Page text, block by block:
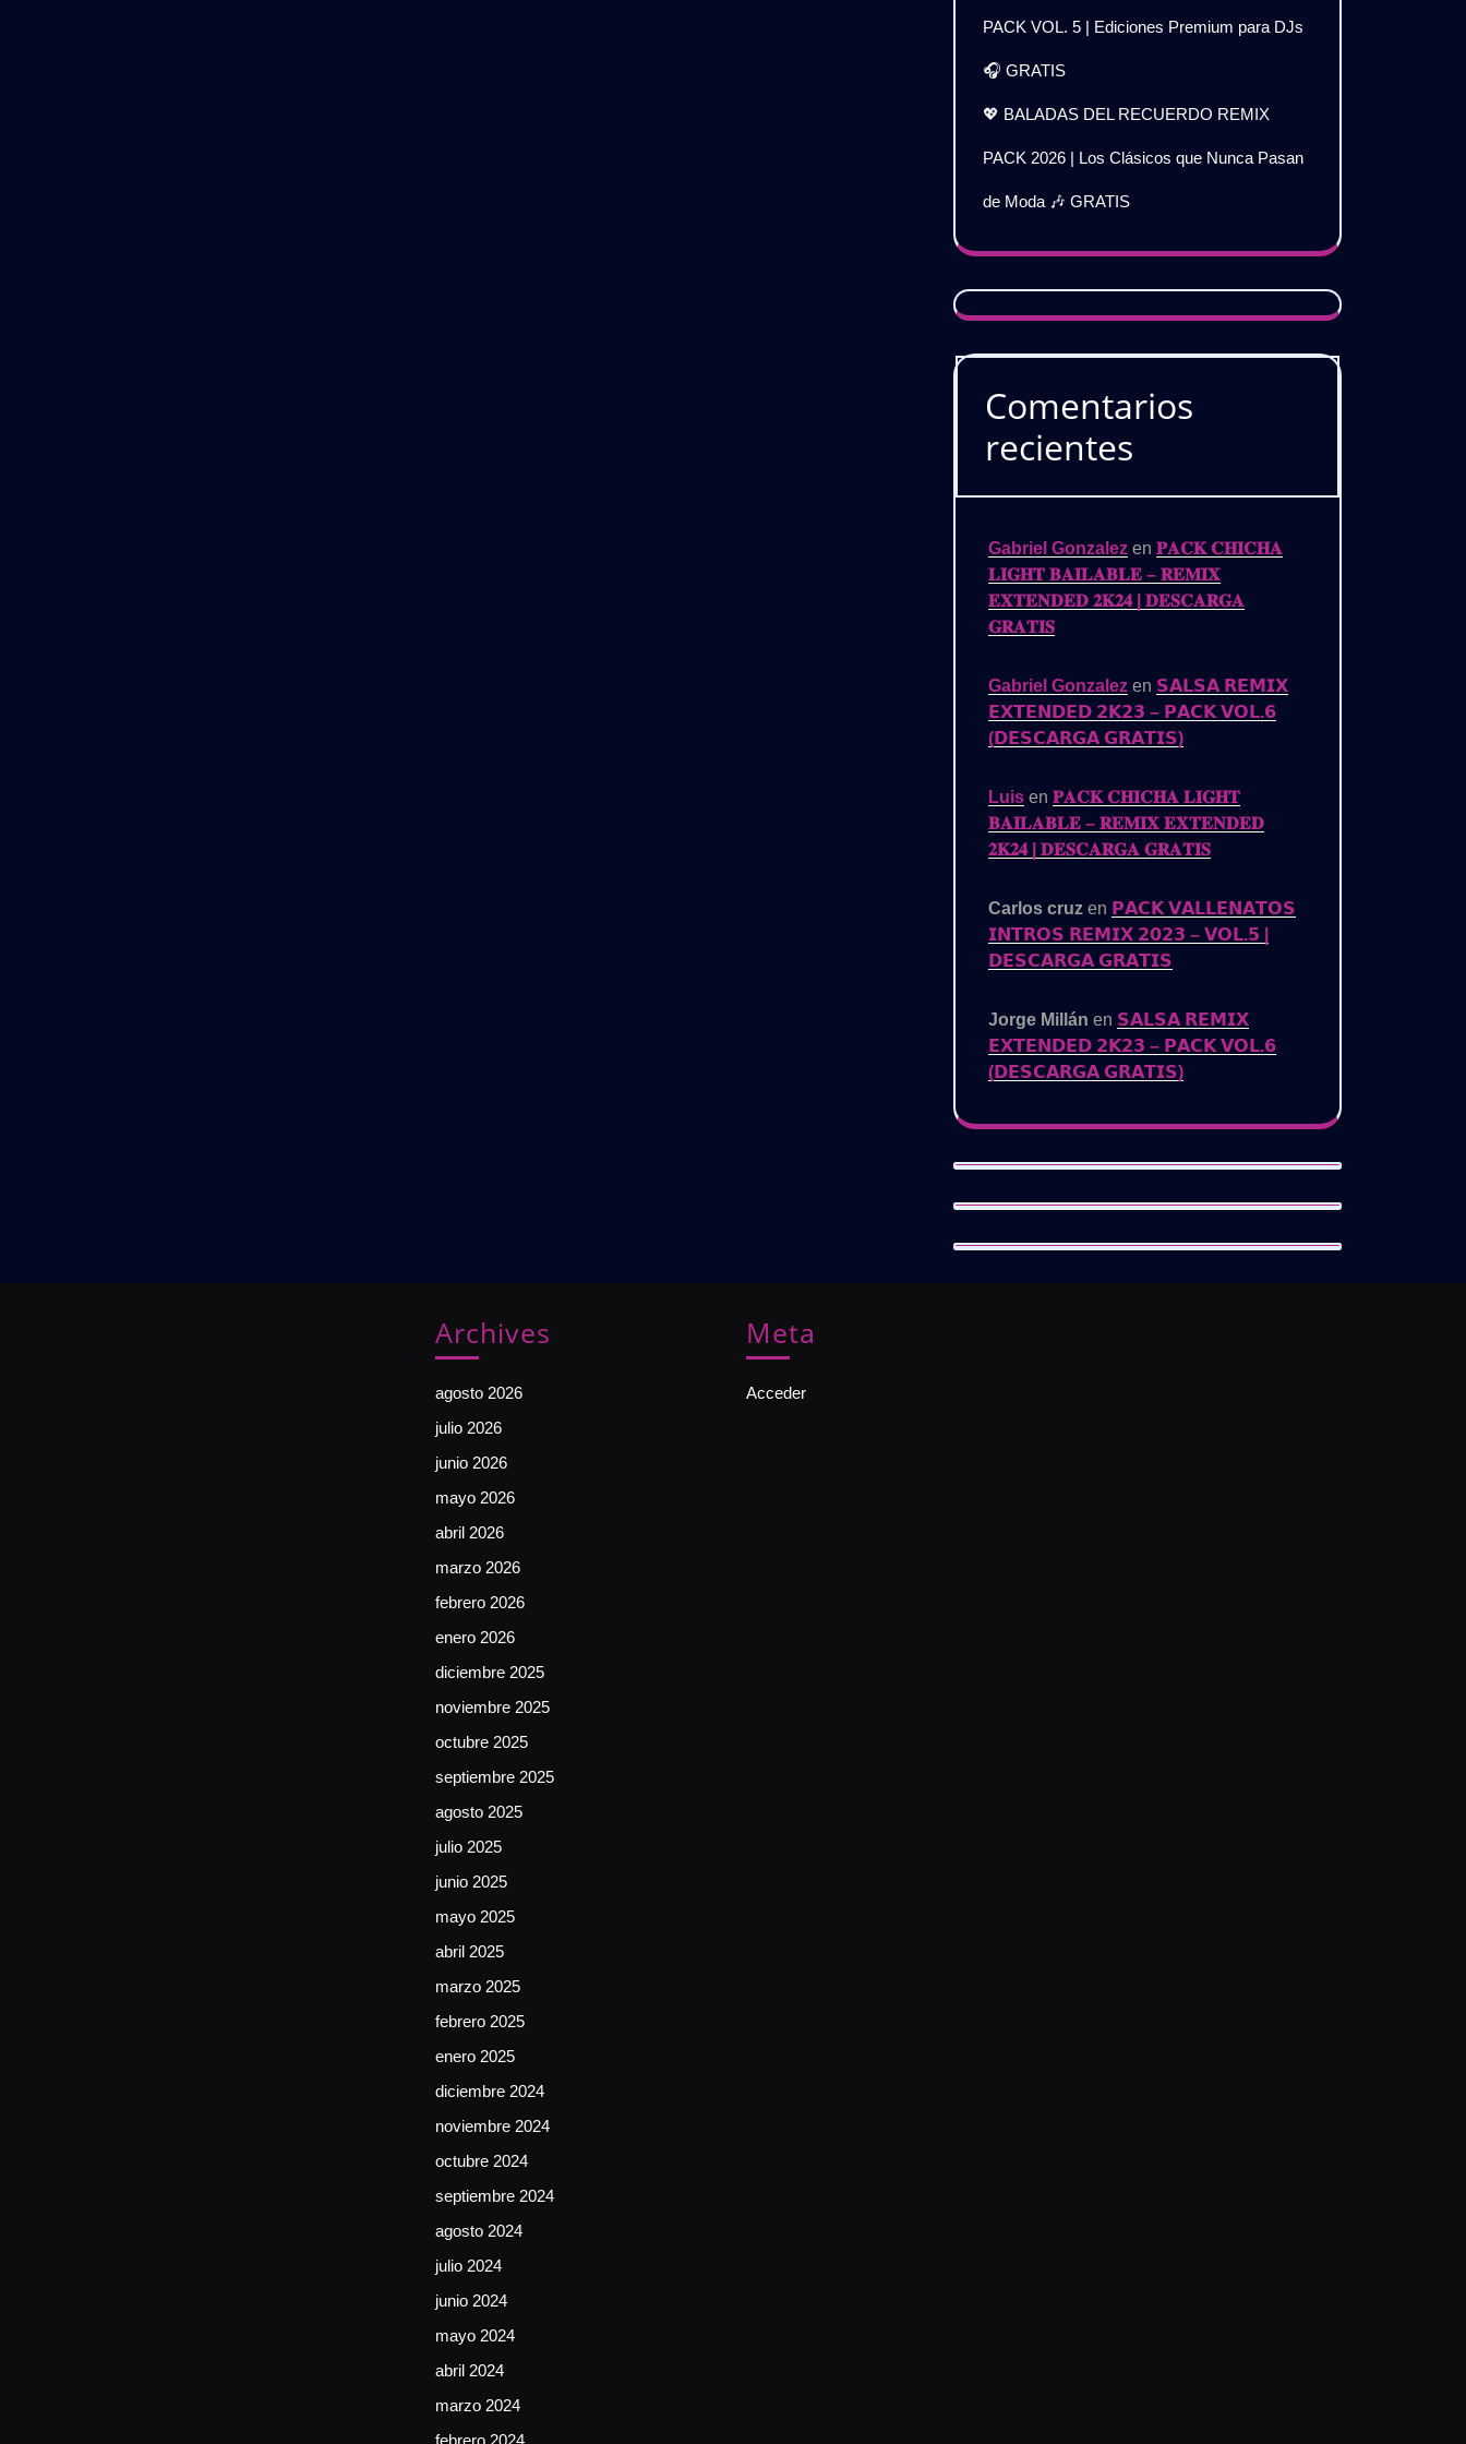
PACK VOL. 5 | Ediciones Premium para DJs
🎧 GRATIS
💖 BALADAS DEL RECUERDO REMIX
PACK 2026 | Los Clásicos que Nunca Pasan
de Moda 🎶 GRATIS
Comentarios
recientes
Gabriel Gonzalez en 𝐏𝐀𝐂𝐊 𝐂𝐇𝐈𝐂𝐇𝐀
𝐋𝐈𝐆𝐇𝐓 𝐁𝐀𝐈𝐋𝐀𝐁𝐋𝐄 – 𝐑𝐄𝐌𝐈𝐗
𝐄𝐗𝐓𝐄𝐍𝐃𝐄𝐃 𝟐𝐊𝟐𝟒 | 𝐃𝐄𝐒𝐂𝐀𝐑𝐆𝐀
𝐆𝐑𝐀𝐓𝐈𝐒
Gabriel Gonzalez en 𝗦𝗔𝗟𝗦𝗔 𝗥𝗘𝗠𝗜𝗫
𝗘𝗫𝗧𝗘𝗡𝗗𝗘𝗗 𝟮𝗞𝟮𝟯 – 𝗣𝗔𝗖𝗞 𝗩𝗢𝗟.𝟲
(𝗗𝗘𝗦𝗖𝗔𝗥𝗚𝗔 𝗚𝗥𝗔𝗧𝗜𝗦)
Luis en 𝐏𝐀𝐂𝐊 𝐂𝐇𝐈𝐂𝐇𝐀 𝐋𝐈𝐆𝐇𝐓
𝐁𝐀𝐈𝐋𝐀𝐁𝐋𝐄 – 𝐑𝐄𝐌𝐈𝐗 𝐄𝐗𝐓𝐄𝐍𝐃𝐄𝐃
𝟐𝐊𝟐𝟒 | 𝐃𝐄𝐒𝐂𝐀𝐑𝐆𝐀 𝐆𝐑𝐀𝐓𝐈𝐒
Carlos cruz en 𝗣𝗔𝗖𝗞 𝗩𝗔𝗟𝗟𝗘𝗡𝗔𝗧𝗢𝗦
𝗜𝗡𝗧𝗥𝗢𝗦 𝗥𝗘𝗠𝗜𝗫 𝟮𝟬𝟮𝟯 – 𝗩𝗢𝗟.𝟱 |
𝗗𝗘𝗦𝗖𝗔𝗥𝗚𝗔 𝗚𝗥𝗔𝗧𝗜𝗦
Jorge Millán en 𝗦𝗔𝗟𝗦𝗔 𝗥𝗘𝗠𝗜𝗫
𝗘𝗫𝗧𝗘𝗡𝗗𝗘𝗗 𝟮𝗞𝟮𝟯 – 𝗣𝗔𝗖𝗞 𝗩𝗢𝗟.𝟲
(𝗗𝗘𝗦𝗖𝗔𝗥𝗚𝗔 𝗚𝗥𝗔𝗧𝗜𝗦)
Archives
agosto 2026
julio 2026
junio 2026
mayo 2026
abril 2026
marzo 2026
febrero 2026
enero 2026
diciembre 2025
noviembre 2025
octubre 2025
septiembre 2025
agosto 2025
julio 2025
junio 2025
mayo 2025
abril 2025
marzo 2025
febrero 2025
enero 2025
diciembre 2024
noviembre 2024
octubre 2024
septiembre 2024
agosto 2024
julio 2024
junio 2024
mayo 2024
abril 2024
marzo 2024
febrero 2024
Meta
Acceder